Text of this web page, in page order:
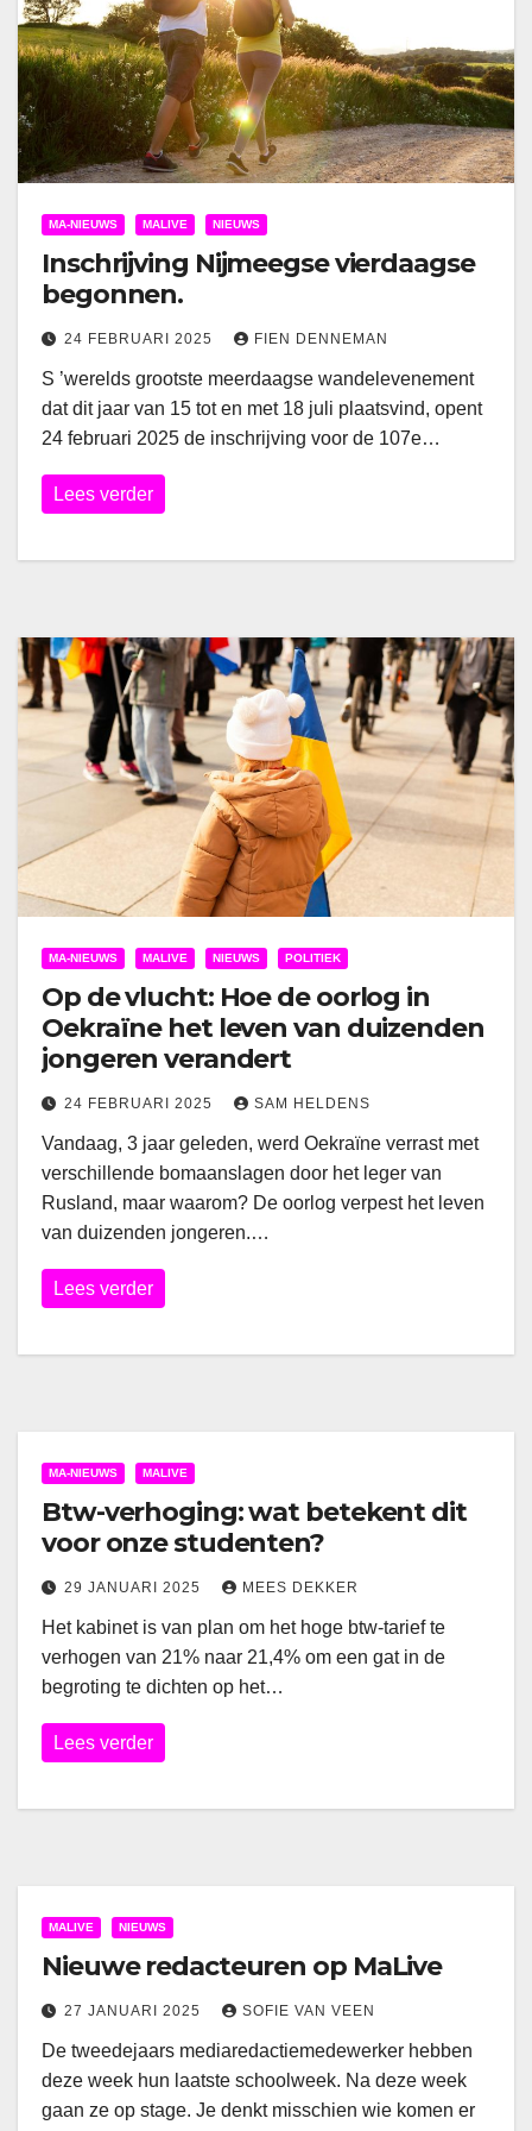
MA-NIEUWS MALIVE NIEUWS
Inschrijving Nijmeegse vierdaagse
begonnen.
24 FEBRUARI 2025 FIEN DENNEMAN
S ’werelds grootste meerdaagse wandelevenement
dat dit jaar van 15 tot en met 18 juli plaatsvind, opent
24 februari 2025 de inschrijving voor de 107e…
Lees verder
MA-NIEUWS MALIVE NIEUWS POLITIEK
Op de vlucht: Hoe de oorlog in
Oekraïne het leven van duizenden
jongeren verandert
24 FEBRUARI 2025 SAM HELDENS
Vandaag, 3 jaar geleden, werd Oekraïne verrast met
verschillende bomaanslagen door het leger van
Rusland, maar waarom? De oorlog verpest het leven
van duizenden jongeren.…
Lees verder
MA-NIEUWS MALIVE
Btw-verhoging: wat betekent dit
voor onze studenten?
29 JANUARI 2025 MEES DEKKER
Het kabinet is van plan om het hoge btw-tarief te
verhogen van 21% naar 21,4% om een gat in de
begroting te dichten op het…
Lees verder
MALIVE NIEUWS
Nieuwe redacteuren op MaLive
27 JANUARI 2025 SOFIE VAN VEEN
De tweedejaars mediaredactiemedewerker hebben
deze week hun laatste schoolweek. Na deze week
gaan ze op stage. Je denkt misschien wie komen er